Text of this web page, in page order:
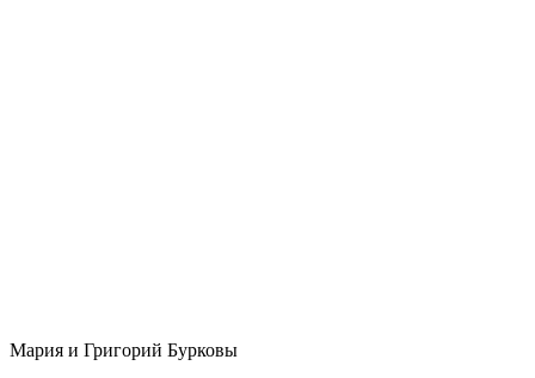
Мария и Григорий Бурковы